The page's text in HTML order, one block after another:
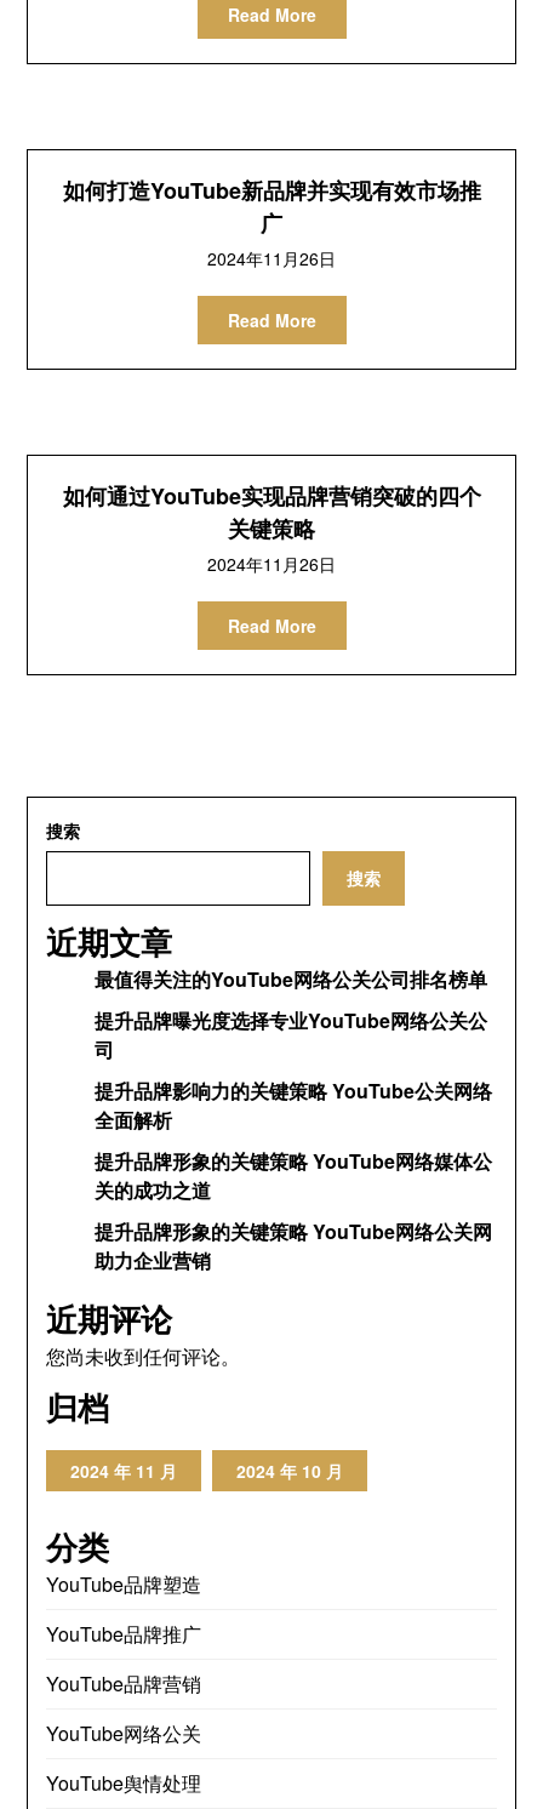
Read More
如何打造YouTube新品牌并实现有效市场推
广
2024年11月26日
Read More
如何通过YouTube实现品牌营销突破的四个
关键策略
2024年11月26日
Read More
搜索
搜索
近期文章
最值得关注的YouTube网络公关公司排名榜单
提升品牌曝光度选择专业YouTube网络公关公
司
提升品牌影响力的关键策略 YouTube公关网络
全面解析
提升品牌形象的关键策略 YouTube网络媒体公
关的成功之道
提升品牌形象的关键策略 YouTube网络公关网
助力企业营销
近期评论
您尚未收到任何评论。
归档
2024 年 11 月 2024 年 10 月
分类
YouTube品牌塑造
YouTube品牌推广
YouTube品牌营销
YouTube网络公关
YouTube舆情处理